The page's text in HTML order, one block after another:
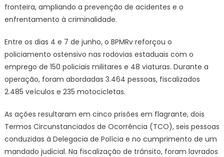
MS
fronteira, ampliando a prevenção de acidentes e o
enfrentamento à criminalidade.
Entre os dias 4 e 7 de junho, o BPMRv reforçou o
policiamento ostensivo nas rodovias estaduais com o
emprego de 150 policiais militares e 48 viaturas. Durante a
operação, foram abordadas 3.464 pessoas, fiscalizados
2.485 veículos e 235 motocicletas.
As ações resultaram em cinco prisões em flagrante, dois
Termos Circunstanciados de Ocorrência (TCO), seis pessoas
conduzidas à Delegacia de Polícia e no cumprimento de um
mandado judicial. Na fiscalização de trânsito, foram lavrados